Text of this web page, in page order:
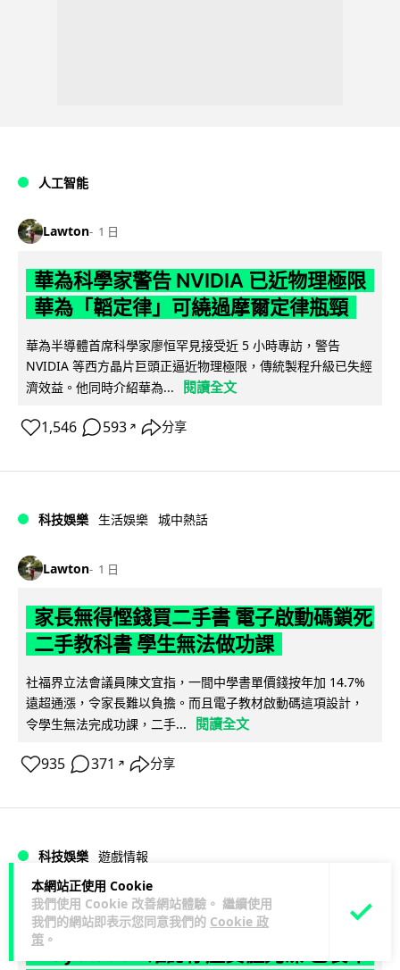
本網站正使用 Cookie
我們使用 Cookie 改善網站體驗。 繼續使用
我們的網站即表示您同意我們的 Cookie 政
策 。
人工智能
Lawton 1 日
華為科學家警告 NVIDIA 已近物理極限
華為「韜定律」可繞過摩爾定律瓶頸
華為半導體首席科學家廖恒罕見接受近 5 小時專訪，警告
NVIDIA 等西方晶片巨頭正逼近物理極限，傳統製程升級已失經
濟效益。他同時介紹華為...
閱讀全文
1,546 593 ↗ 分享
科技娛樂 生活娛樂 城中熱話
Lawton 1 日
家長無得慳錢買二手書 電子啟動碼鎖死
二手教科書 學生無法做功課
社福界立法會議員陳文宜指，一間中學書單價錢按年加 14.7%
遠超通漲，令家長難以負擔。而且電子教材啟動碼這項設計，
令學生無法完成功課，二手...
閱讀全文
935 371 ↗ 分享
科技娛樂 遊戲情報
Lawton 1 日